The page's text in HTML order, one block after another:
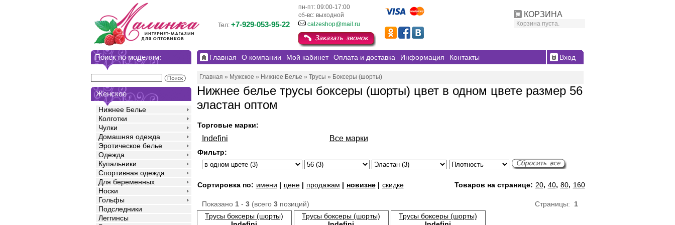
КОРЗИНА
Корзина пуста.
пн-пт: 09:00-17:00
сб-вс: выходной
Тел: +7-929-053-95-22 calzeshop@mail.ru
Поиск по моделям:
Женское
Нижнее Белье
Колготки
Чулки
Домашняя одежда
Эротическое белье
Одежда
Купальники
Спортивная одежда
Для беременных
Носки
Гольфы
Подследники
Леггинсы
Главная О компании Мой кабинет Оплата и доставка Информация Контакты Вход
Главная » Мужское » Нижнее Белье » Трусы » Боксеры (шорты)
Нижнее белье трусы боксеры (шорты) цвет в одном цвете размер 56
эластан оптом
Торговые марки:
Indefini Все марки
Фильтр:
Сортировка по: имени | цене| продажам | новизне| скидке Товаров на странице: 20, 40, 80, 160
Страницы: 1
Показано 1- 3(всего 3позиций)
Трусы боксеры (шорты)
Трусы боксеры (шорты)
Трусы боксеры (шорты)